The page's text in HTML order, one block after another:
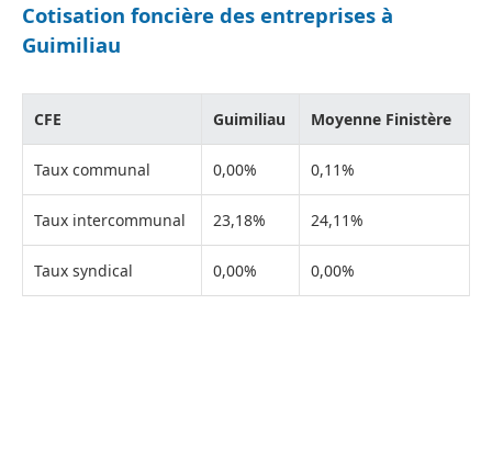
Cotisation foncière des entreprises à
Guimiliau
CFE Guimiliau Moyenne Finistère
Taux communal 0,00% 0,11%
Taux intercommunal 23,18% 24,11%
Taux syndical 0,00% 0,00%